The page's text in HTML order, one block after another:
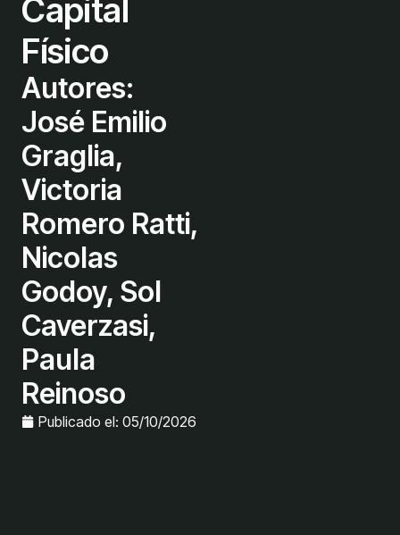
Capital
Físico
Autores:
José Emilio
Graglia,
Victoria
Romero Ratti,
Nicolas
Godoy, Sol
Caverzasi,
Paula
Reinoso
Publicado el: 05/10/2026